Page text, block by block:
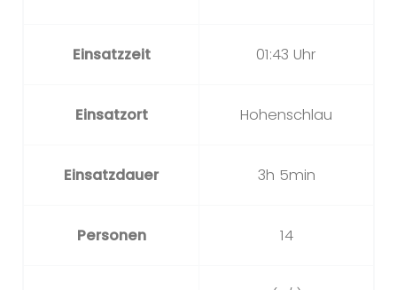
Einsatzzeit 01:43 Uhr
Einsatzort Hohenschlau
Einsatzdauer 3h 5min
Personen 14